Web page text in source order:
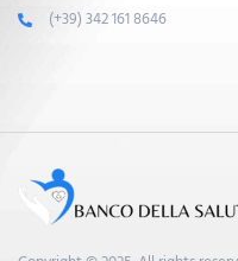
(+39) 342 161 8646